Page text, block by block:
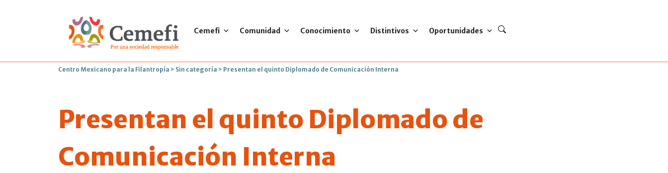
Cemefi Comunidad Conocimiento Distintivos Oportunidades
Centro Mexicano para la Filantropía > Sin categoría > Presentan el quinto Diplomado de Comunicación Interna
Presentan el quinto Diplomado de
Comunicación Interna